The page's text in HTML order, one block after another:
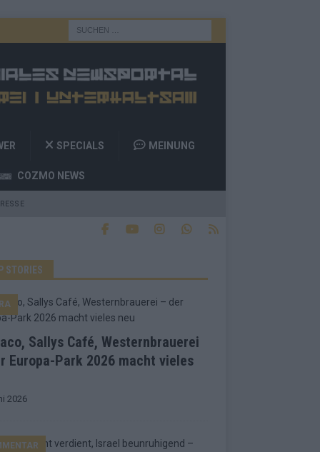
SPECIALS MEINUNG
COZMO NEWS
STORIES
Sallys Café, Westernbrauerei
Europa-Park 2026 macht vieles
2026